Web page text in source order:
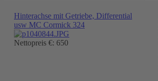
Hinterachse mit Getriebe, Differential
usw MC Cormick 324
Nettopreis €: 650